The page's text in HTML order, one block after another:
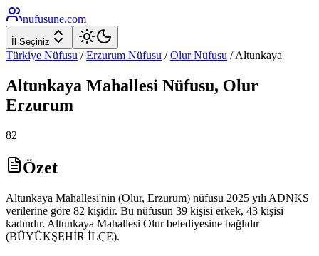
nufusune.com
İl Seçiniz
Türkiye Nüfusu / Erzurum Nüfusu / OlurNüfusu /Altunkaya
Altunkaya Mahallesi Nüfusu, Olur
Erzurum
82
Özet
Altunkaya Mahallesi'nin (Olur, Erzurum) nüfusu 2025 yılı ADNKS
verilerine göre 82 kişidir. Bu nüfusun 39 kişisi erkek, 43 kişisi
kadındır. Altunkaya Mahallesi Olur belediyesine bağlıdır
(BÜYÜKŞEHİR İLÇE).